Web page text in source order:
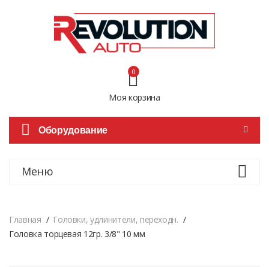
Моя корзина
0
Оборудование
Меню
Главная
Головки, удлинители, переходн.
Головка торцевая 12гр. 3/8" 10 мм